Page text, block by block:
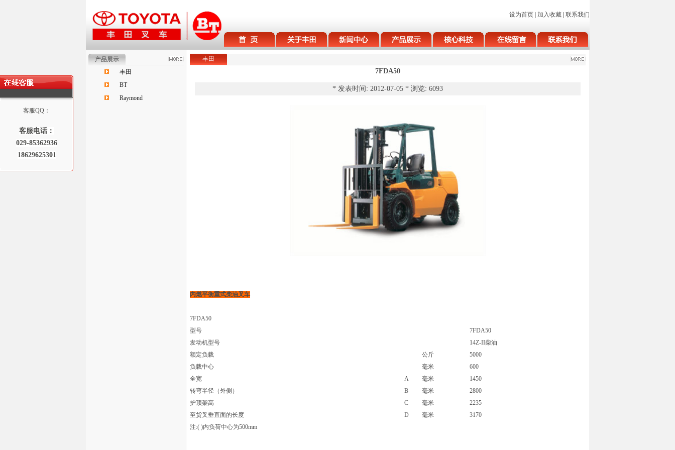
客服QQ：
客服电话：
029-85362936
18629625301
设为首页 加入收藏| 联系我们
产品展示
丰田
BT
Raymond
丰田
7FDA50
* 发表时间: 2012-07-05 * 浏览: 6093
内燃平衡重式柴油叉车
7FDA50
型号
7FDA50
发动机型号
14Z-II柴油
额定负载
公斤
5000
负载中心
毫米
600
全宽
A 毫米
1450
转弯半径（外侧）
B 毫米
2800
护顶架高
C 毫米
2235
至货叉垂直面的长度
D 毫米
3170
注:( )内负荷中心为500mm